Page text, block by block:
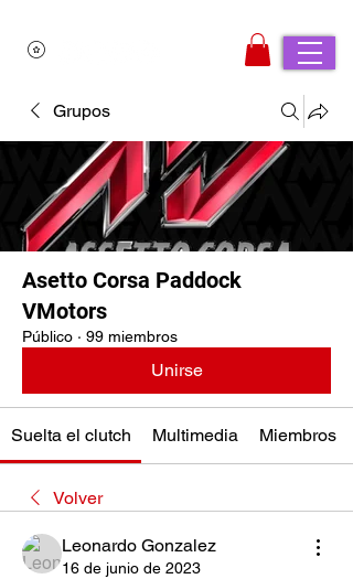
Grupos
Asetto Corsa Paddock
VMotors
Público · 99 miembros
Unirse
Suelta el clutch Multimedia Miembros
Volver
Leonardo Gonzalez
16 de junio de 2023